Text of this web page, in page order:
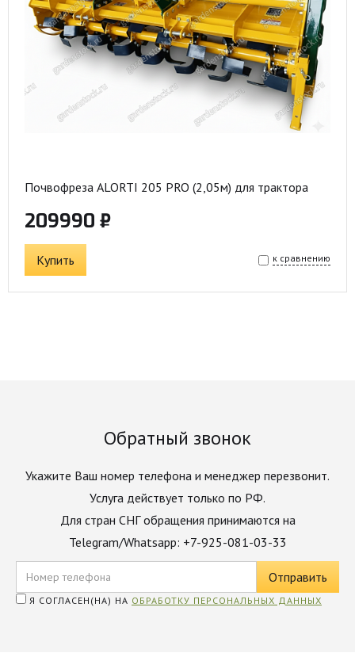
Почвофреза ALORTI 205 PRO (2,05м) для трактора
209990 ₽
Купить к сравнению
Обратный звонок
Укажите Ваш номер телефона и менеджер перезвонит.
Услуга действует только по РФ.
Для стран СНГ обращения принимаются на
Telegram/Whatsapp: +7-925-081-03-33
Я СОГЛАСЕН(НА) НА ОБРАБОТКУ ПЕРСОНАЛЬНЫХ ДАННЫХ